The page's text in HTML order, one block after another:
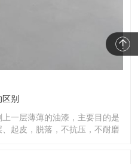
别
一层薄薄的油漆，主要目的是
起皮，脱落，不抗压，不耐磨